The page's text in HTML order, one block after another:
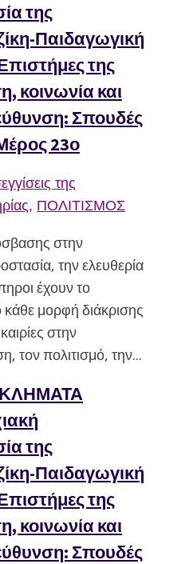
της
Παιδαγωγική
της
κοινωνία και
Σπουδές
23ο
της
, ΠΟΛΙΤΙΣΜΟΣ
στην
την ελευθερία
έχουν το
μορφή διάκρισης
στην
τον πολιτισμό, την...
της
Παιδαγωγική
της
κοινωνία και
Σπουδές